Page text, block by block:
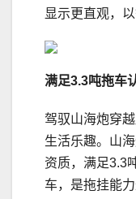
显示更直观，
满足3.3吨拖车
驾驭山海炮穿
生活乐趣。山
资质，满足3.3
车，是拖挂能